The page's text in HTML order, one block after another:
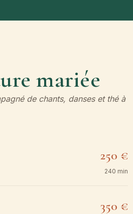
mariée
de chants, danses et thé à
250 €
240 min
350 €